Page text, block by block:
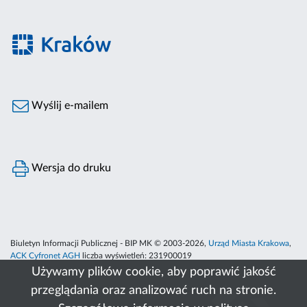
Używamy plików cookie, aby poprawić jakość
przeglądania oraz analizować ruch na stronie.
Wyślij e-mailem
Wersja do druku
Biuletyn Informacji Publicznej - BIP MK © 2003-2026, Urząd Miasta Krakowa,
ACK Cyfronet AGH
liczba wyświetleń: 231900019